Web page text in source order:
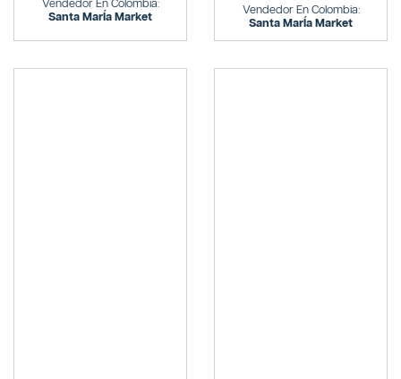
Vendedor En Colombia:
Santa MarÍa Market
Vendedor En Colombia:
Santa MarÍa Market